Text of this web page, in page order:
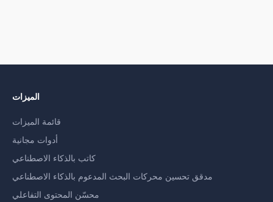
الميزات
قائمة الميزات
أدوات مجانية
كاتب بالذكاء الاصطناعي
مدقق تحسين محركات البحث المدعوم بالذكاء الاصطناعي
محسّن المحتوى التفاعلي